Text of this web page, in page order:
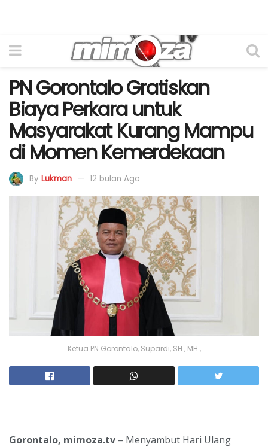
PN Gorontalo Gratiskan
Biaya Perkara untuk
Masyarakat Kurang Mampu
di Momen Kemerdekaan
By Lukman 12 bulan Ago
Ketua PN Gorontalo, Supardi, SH., MH.,
Gorontalo, mimoza.tv – Menyambut Hari Ulang